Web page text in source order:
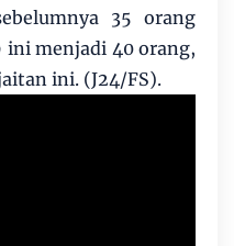
35 orang
ini menjadi 40 orang,
ini. (J24/FS).